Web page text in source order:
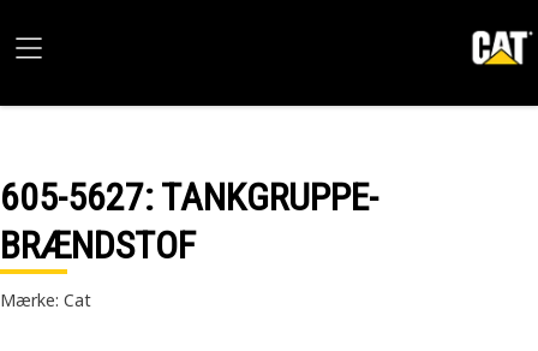
605-5627: TANKGRUPPE-
BRÆNDSTOF
Mærke: Cat